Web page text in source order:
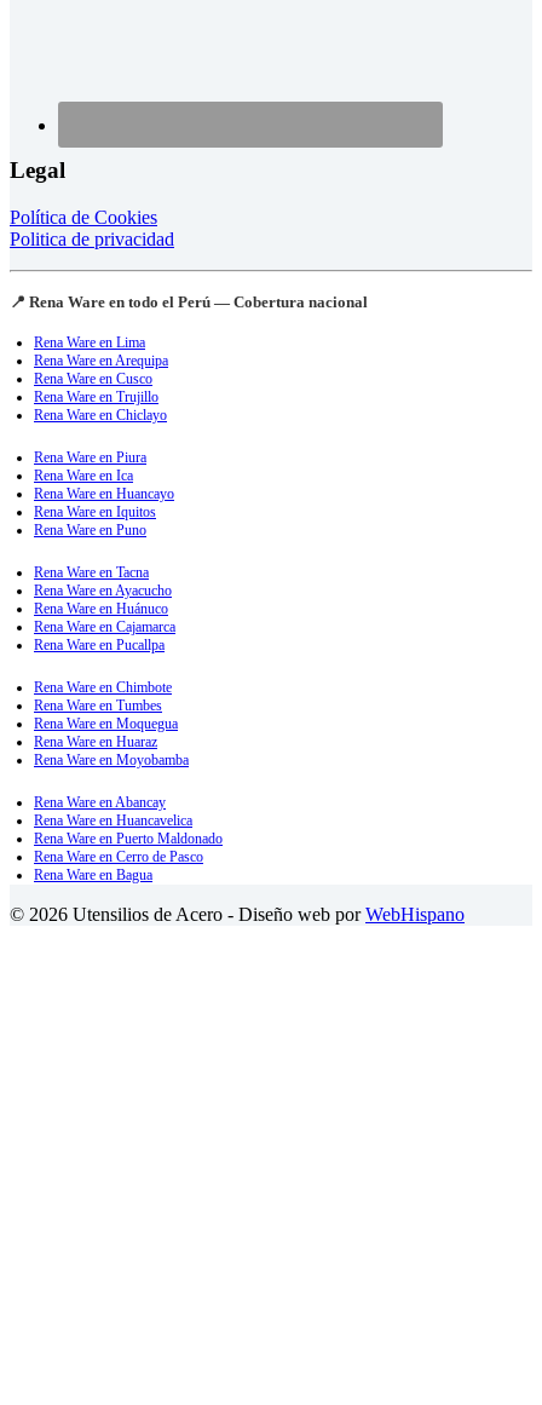
Legal
Política de Cookies
Politica de privacidad
📍 Rena Ware en todo el Perú — Cobertura nacional
Rena Ware en Lima
Rena Ware en Arequipa
Rena Ware en Cusco
Rena Ware en Trujillo
Rena Ware en Chiclayo
Rena Ware en Piura
Rena Ware en Ica
Rena Ware en Huancayo
Rena Ware en Iquitos
Rena Ware en Puno
Rena Ware en Tacna
Rena Ware en Ayacucho
Rena Ware en Huánuco
Rena Ware en Cajamarca
Rena Ware en Pucallpa
Rena Ware en Chimbote
Rena Ware en Tumbes
Rena Ware en Moquegua
Rena Ware en Huaraz
Rena Ware en Moyobamba
Rena Ware en Abancay
Rena Ware en Huancavelica
Rena Ware en Puerto Maldonado
Rena Ware en Cerro de Pasco
Rena Ware en Bagua
© 2026 Utensilios de Acero - Diseño web porWebHispano